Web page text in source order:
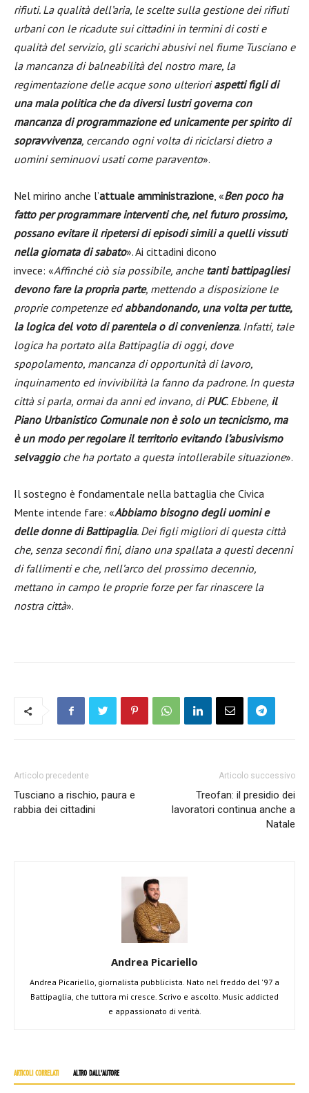
rifiuti. La qualità dell’aria, le scelte sulla gestione dei rifiuti
urbani con le ricadute sui cittadini in termini di costi e
qualità del servizio, gli scarichi abusivi nel fiume Tusciano e
la mancanza di balneabilità del nostro mare, la
regimentazione delle acque sono ulterioriaspetti figli di
una mala politica che da diversi lustri governa con
mancanza di programmazione ed unicamente per spirito di
sopravvivenza, cercando ogni volta di riciclarsi dietro a
uomini seminuovi usati come paravento».
Nel mirino anche l’attuale amministrazione, «Ben poco ha
fatto per programmare interventi che, nel futuro prossimo,
possano evitare il ripetersi di episodi simili a quelli vissuti
nella giornata di sabato». Ai cittadini dicono
invece: «Affinché ciò sia possibile, anche tanti battipagliesi
devono fare la propria parte, mettendo a disposizione le
proprie competenze ed abbandonando, una volta per tutte,
la logica del voto di parentela o di convenienza. Infatti, tale
logica ha portato alla Battipaglia di oggi, dove
spopolamento, mancanza di opportunità di lavoro,
inquinamento ed invivibilità la fanno da padrone. In questa
città si parla, ormai da anni ed invano, diPUC. Ebbene, il
Piano Urbanistico Comunale non è solo un tecnicismo, ma
è un modo per regolare il territorio evitando l’abusivismo
selvaggioche ha portato a questa intollerabile situazione».
Il sostegno è fondamentale nella battaglia che Civica
Mente intende fare: «Abbiamo bisogno degli uomini e
delle donne di Battipaglia. Dei figli migliori di questa città
che, senza secondi fini, diano una spallata a questi decenni
di fallimenti e che, nell’arco del prossimo decennio,
mettano in campo le proprie forze per far rinascere la
nostra città».
Articolo precedente
Tusciano a rischio, paura e
rabbia dei cittadini
Articolo successivo
Treofan: il presidio dei
lavoratori continua anche a
Natale
Andrea Picariello
Andrea Picariello, giornalista pubblicista. Nato nel freddo del '97 a
Battipaglia, che tuttora mi cresce. Scrivo e ascolto. Music addicted
e appassionato di verità.
ARTICOLI CORRELATI ALTRO DALL'AUTORE